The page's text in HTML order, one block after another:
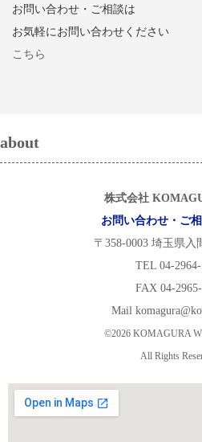
お問い合わせ・ご相談は
お気軽にお問い合わせください
こちら
about
株式会社
お問い合わせ・ご
〒358-0003 埼玉県入
TEL 04-
FAX 04-
Mail
©2026 KOMAGURA
All Rights